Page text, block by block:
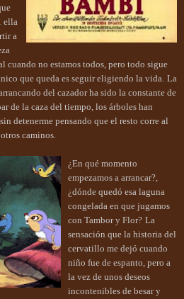
ella
a
cuando no estamos todos, pero todo sigue
que queda es seguir eligiendo la vida. La
rrancando del cazador ha sido la constante de
de la caza del tiempo, los árboles han
detenerme pensando que el resto corre al
caminos.
¿En qué momento
empezamos a arrancar?,
¿dónde quedó esa laguna
congelada en que jugamos
con Tambor y Flor? La
sensación que la historia del
cervatillo me dejó cuando
niño fue de espanto, pero a
la vez de unos deseos
incontenibles de besar y